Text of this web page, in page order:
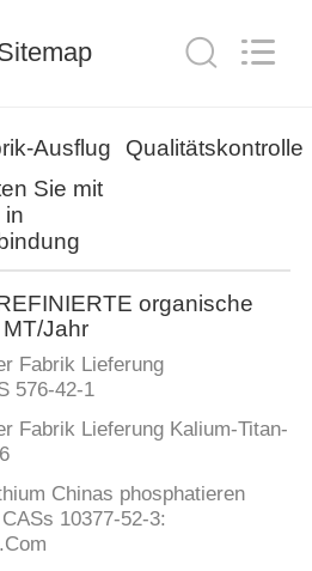
Ausflug
Qualitätskontrolle
Sie mit
in
organische
Jahr
Fabrik Lieferung
576-42-1
Fabrik Lieferung Kalium-Titan-
Chinas phosphatieren
10377-52-3: